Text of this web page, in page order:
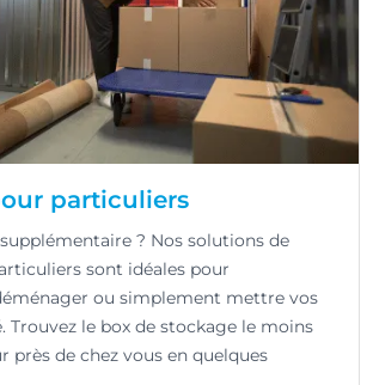
particuliers
? Nos solutions de
sont idéales pour
ou simplement mettre vos
Trouvez le box de stockage le moins
près de chez vous en quelques